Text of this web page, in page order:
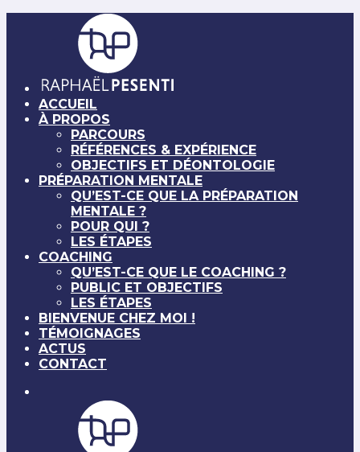
ACCUEIL
À PROPOS
PARCOURS
RÉFÉRENCES & EXPÉRIENCE
OBJECTIFS ET DÉONTOLOGIE
PRÉPARATION MENTALE
QU’EST-CE QUE LA PRÉPARATION
MENTALE ?
POUR QUI ?
LES ÉTAPES
COACHING
QU’EST-CE QUE LE COACHING ?
PUBLIC ET OBJECTIFS
LES ÉTAPES
BIENVENUE CHEZ MOI !
TÉMOIGNAGES
ACTUS
CONTACT